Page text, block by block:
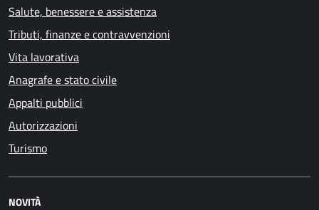
Salute, benessere e assistenza
Tributi, finanze e contravvenzioni
Vita lavorativa
Anagrafe e stato civile
Appalti pubblici
Autorizzazioni
Turismo
NOVITÀ